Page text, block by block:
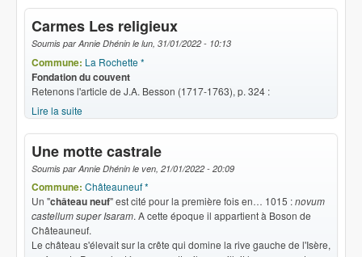
Carmes Les religieux
Soumis parAnnie Dhénin le lun, 31/01/2022 - 10:13
Commune: La Rochette *
Fondation du couvent
Retenons l'article de J.A. Besson (1717-1763), p. 324 :
Lire la suite
Une motte castrale
Soumis parAnnie Dhénin le ven, 21/01/2022 - 20:09
Commune: Châteauneuf *
Un "château neuf" est cité pour la première fois en… 1015 :novum
castellum super Isaram. A cette époque il appartient à Boson de
Châteauneuf.
Le château s'élevait sur la crête qui domine la rive gauche de l'Isère,